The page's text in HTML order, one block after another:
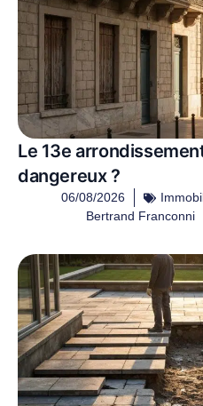
Le 13e
dangereux ?
06/08/2026
Bertrand Franconni